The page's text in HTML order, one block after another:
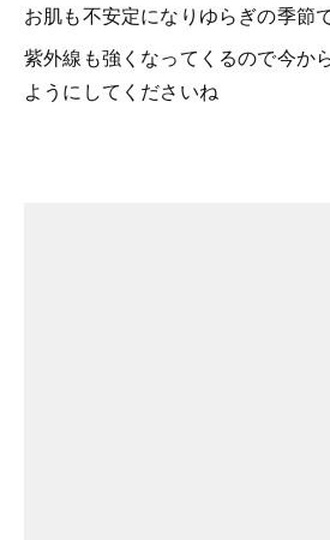
お肌も不安定になりゆらぎの季節
紫外線も強くなってくるので今か
ようにしてくださいね